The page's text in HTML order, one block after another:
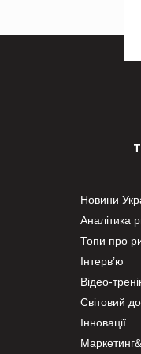
Новини
Аналітика
Топи про
Інтерв’ю
Відео-
Світовий
Інновації